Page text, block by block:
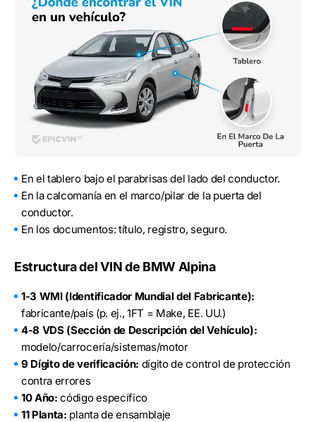
En el tablero bajo el parabrisas del lado del conductor.
En la calcomanía en el marco/pilar de la puerta del
conductor.
En los documentos: título, registro, seguro.
Estructura del VIN de BMW Alpina
1-3 WMI (Identificador Mundial del Fabricante):
fabricante/país (p. ej., 1FT = Make, EE. UU.)
4-8 VDS (Sección de Descripción del Vehículo):
modelo/carrocería/sistemas/motor
9 Dígito de verificación: dígito de control de protección
contra errores
10 Año: código específico
11 Planta: planta de ensamblaje